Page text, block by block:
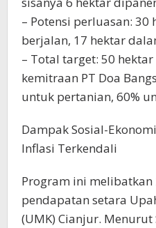
– Potensi perluasan: 30
berjalan, 17 hektar
– Total target: 50
kemitraan PT Doa
untuk pertanian, 60%
Dampak Sosial-
Inflasi Terkendali
Program ini
pendapatan setara
(UMK) Cianjur.